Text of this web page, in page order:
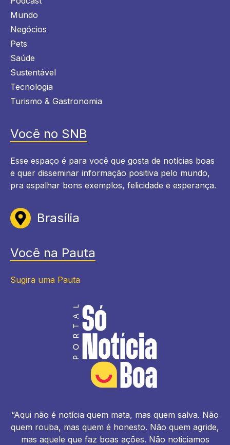
Mundo
Negócios
Pets
Saúde
Sustentável
Tecnologia
Turismo & Gastronomia
Você no SNB
Esse espaço é para você que gosta de notícias boas
e quer disseminar informação positiva pelo mundo,
pra espalhar bons exemplos, felicidade e esperança.
Brasília
Você na Pauta
Sugira uma Pauta
“Aqui não é notícia quem mata, mas quem salva. Não
quem rouba, mas quem é honesto. Não quem agride,
mas aquele que faz boas ações. Não noticiamos